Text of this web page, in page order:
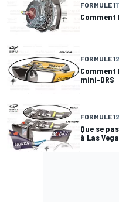
FORMULE 1
Comment
FORMULE 1
Comment
mini-DRS
FORMULE 1
Que se
à Las